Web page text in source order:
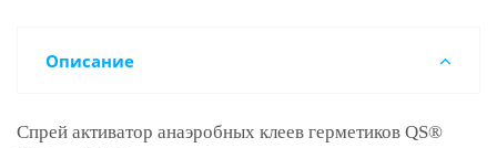
Описание
Спрей активатор анаэробных клеев герметиков QS®